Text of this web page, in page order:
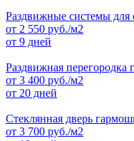
Раздвижные системы для
от 2 550 руб./м2
от 9 дней
Раздвижная перегородка
от 3 400 руб./м2
от 20 дней
Стеклянная дверь
от 3 700 руб./м2